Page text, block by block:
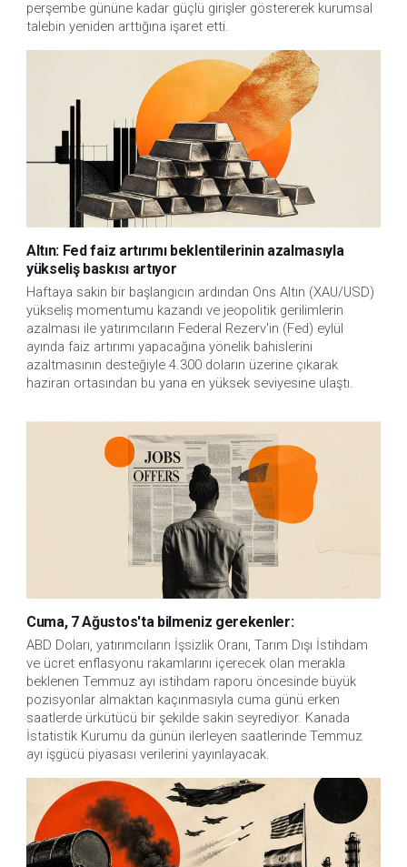
perşembe gününe kadar güçlü girişler göstererek kurumsal
talebin yeniden arttığına işaret etti.
Altın: Fed faiz artırımı beklentilerinin azalmasıyla
yükseliş baskısı artıyor
Haftaya sakin bir başlangıcın ardından Ons Altın (XAU/USD)
yükseliş momentumu kazandı ve jeopolitik gerilimlerin
azalması ile yatırımcıların Federal Rezerv'in (Fed) eylül
ayında faiz artırımı yapacağına yönelik bahislerini
azaltmasının desteğiyle 4.300 doların üzerine çıkarak
haziran ortasından bu yana en yüksek seviyesine ulaştı.
Cuma, 7 Ağustos'ta bilmeniz gerekenler:
ABD Doları, yatırımcıların İşsizlik Oranı, Tarım Dışı İstihdam
ve ücret enflasyonu rakamlarını içerecek olan merakla
beklenen Temmuz ayı istihdam raporu öncesinde büyük
pozisyonlar almaktan kaçınmasıyla cuma günü erken
saatlerde ürkütücü bir şekilde sakin seyrediyor. Kanada
İstatistik Kurumu da günün ilerleyen saatlerinde Temmuz
ayı işgücü piyasası verilerini yayınlayacak.